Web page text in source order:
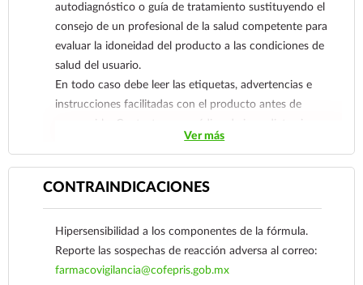
autodiagnóstico o guía de tratamiento sustituyendo el
consejo de un profesional de la salud competente para
evaluar la idoneidad del producto a las condiciones de
salud del usuario.
En todo caso debe leer las etiquetas, advertencias e
instrucciones facilitadas con el producto antes de
consumirlo. Contacte a su médico de inmediato si
sospecha que tiene un problema de salud.
Ver más
CONTRAINDICACIONES
Hipersensibilidad a los componentes de la fórmula.
Reporte las sospechas de reacción adversa al correo:
farmacovigilancia@cofepris.gob.mx